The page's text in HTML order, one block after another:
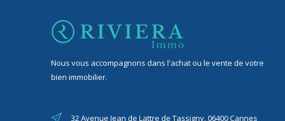
Nous vous accompagnons dans l'achat ou le vente de votre
bien immobilier.
32 Avenue Jean de Lattre de Tassigny, 06400 Cannes